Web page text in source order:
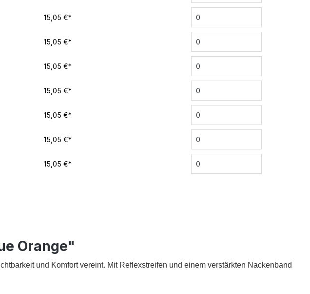
15,05 €*
15,05 €*
15,05 €*
15,05 €*
15,05 €*
15,05 €*
15,05 €*
Orange"
und Komfort vereint. Mit Reflexstreifen und einem verstärkten Nackenband